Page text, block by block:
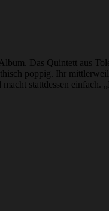
Das Quintett aus
poppig. Ihr
stattdessen